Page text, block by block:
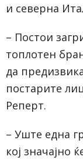
и северна
– Постои
топлотен
да
постарите
Реперт.
– Уште една
кој значајно